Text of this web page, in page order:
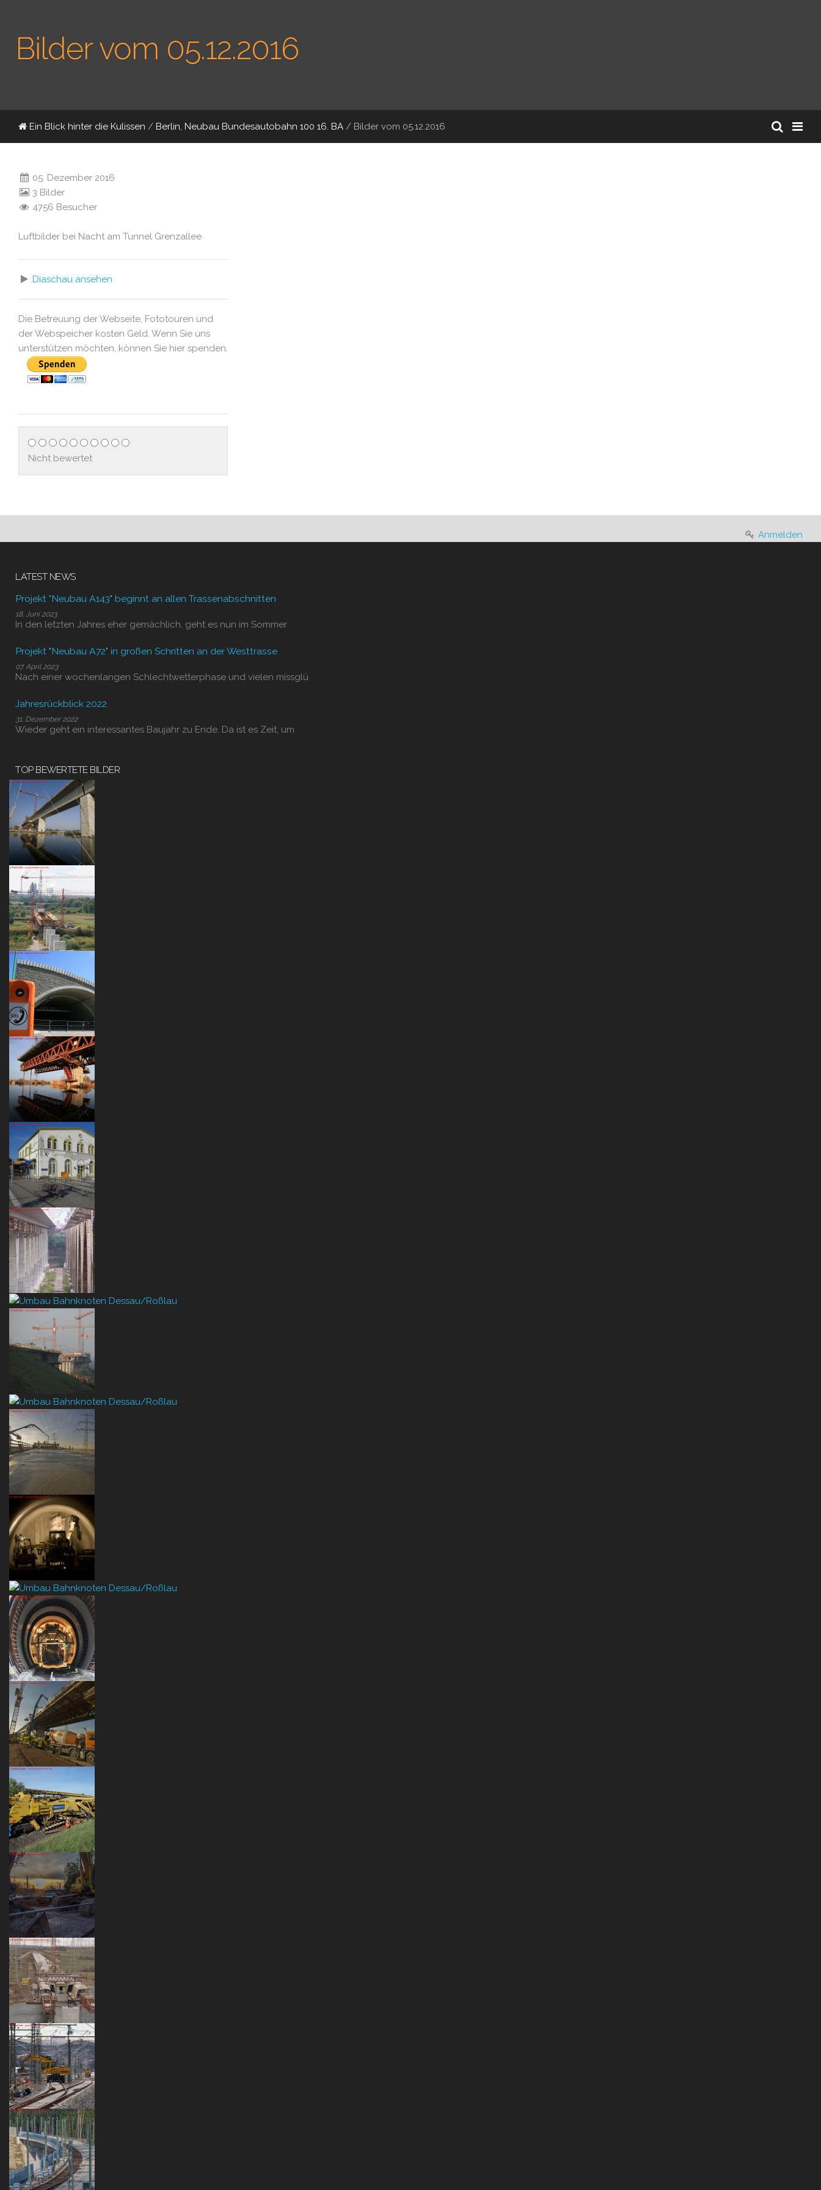
Bilder vom 05.12.2016
Ein Blick hinter die Kulissen / Berlin, Neubau Bundesautobahn 100 16. BA / Bilder vom 05.12.2016
05. Dezember 2016
3 Bilder
4756 Besucher
Luftbilder bei Nacht am Tunnel Grenzallee
Diaschau ansehen
Die Betreuung der Webseite, Fototouren und
der Webspeicher kosten Geld. Wenn Sie uns
unterstützen möchten, können Sie hier spenden.
Nicht bewertet
Anmelden
LATEST NEWS
Projekt "Neubau A143" beginnt an allen Trassenabschnitten
18. Juni 2023
In den letzten Jahres eher gemächlich, geht es nun im Sommer
Projekt "Neubau A72" in großen Schritten an der Westtrasse
07. April 2023
Nach einer wochenlangen Schlechtwetterphase und vielen missglü
Jahresrückblick 2022
31. Dezember 2022
Wieder geht ein interessantes Baujahr zu Ende. Da ist es Zeit, um
TOP BEWERTETE BILDER